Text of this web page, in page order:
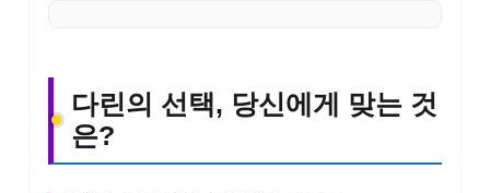
다린의 선택, 당신에게 맞는 것
은?